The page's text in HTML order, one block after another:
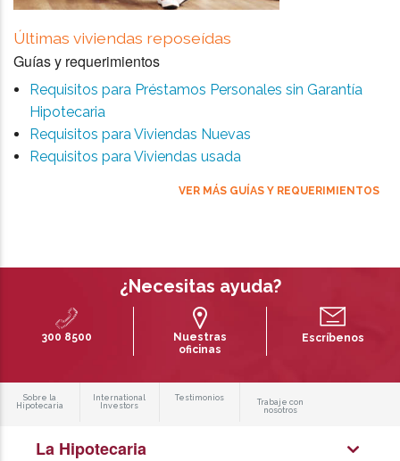
Últimas viviendas reposeídas
Guías y requerimientos
Requisitos para Préstamos Personales sin Garantía
Hipotecaria
Requisitos para Viviendas Nuevas
Requisitos para Viviendas usada
VER MÁS GUÍAS Y REQUERIMIENTOS
¿Necesitas ayuda?
300 8500
Nuestras
oficinas
Escríbenos
Sobre la
Hipotecaria
International
Investors
Testimonios
Trabaje con
nosotros
La Hipotecaria